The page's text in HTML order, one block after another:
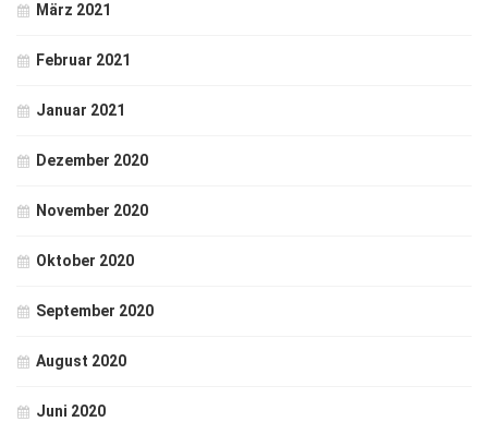
März 2021
Februar 2021
Januar 2021
Dezember 2020
November 2020
Oktober 2020
September 2020
August 2020
Juni 2020